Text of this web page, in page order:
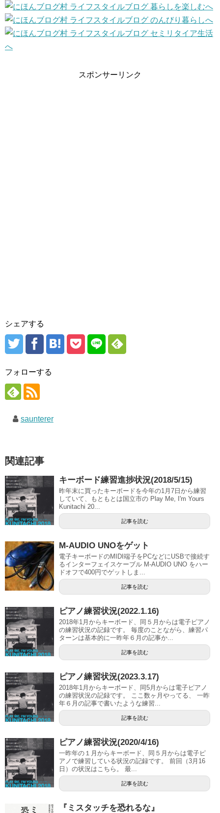
スポンサーリンク
シェアする
フォローする
saunterer
関連記事
キーボード練習進捗状況(2018/5/15)
昨年末に買ったキーボードを今年の1月7日から練習
していて、もともとは国立市の Play Me, I'm Yours
Kunitachi 20...
記事を読む
M-AUDIO UNOをゲット
電子キーボードのMIDI端子をPCなどにUSBで接続す
るインターフェイスケーブル M-AUDIO UNO をハー
ドオフで400円でゲットしま...
記事を読む
ピアノ練習状況(2022.1.16)
2018年1月からキーボード、同５月からは電子ピアノ
の練習状況の記録です。 毎度のことながら、練習パ
ターンは基本的に一昨年６月の記事か...
記事を読む
ピアノ練習状況(2023.3.17)
2018年1月からキーボード、同5月からは電子ピアノ
の練習状況の記録です。 ここ数ヶ月やってる、 一昨
年６月の記事で書いたような練習...
記事を読む
ピアノ練習状況(2020/4/16)
一昨年の１月からキーボード、同５月からは電子ピ
アノで練習している状況の記録です。 前回（3月16
日）の状況はこちら。 最...
記事を読む
『ミスタッチを恐れるな』